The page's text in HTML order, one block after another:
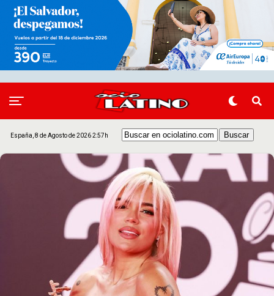
España, 8 de Agosto de 2026 2:57h